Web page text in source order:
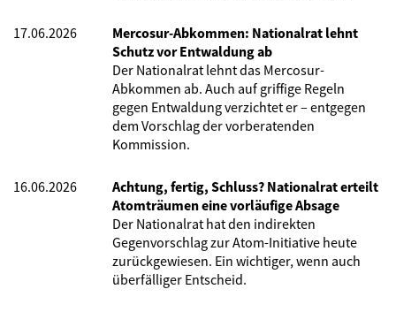
17.06.2026
Mercosur-Abkommen: Nationalrat lehnt
Schutz vor Entwaldung ab
Der Nationalrat lehnt das Mercosur-
Abkommen ab. Auch auf griffige Regeln
gegen Entwaldung verzichtet er – entgegen
dem Vorschlag der vorberatenden
Kommission.
16.06.2026
Achtung, fertig, Schluss? Nationalrat erteilt
Atomträumen eine vorläufige Absage
Der Nationalrat hat den indirekten
Gegenvorschlag zur Atom-Initiative heute
zurückgewiesen. Ein wichtiger, wenn auch
überfälliger Entscheid.